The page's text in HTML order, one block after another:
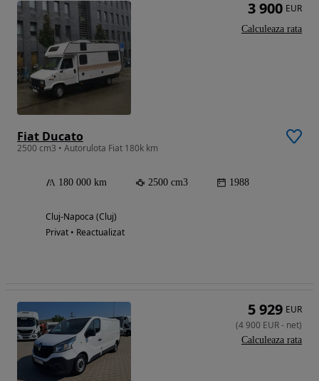
Fiat Ducato
2500 cm3 • Autorulota Fiat 180k km
180 000 km 2500 cm3 1988
Cluj-Napoca (Cluj)
Privat • Reactualizat
3 900 EUR
Calculeaza rata
5 929 EUR
(4 900 EUR- net)
Calculeaza rata